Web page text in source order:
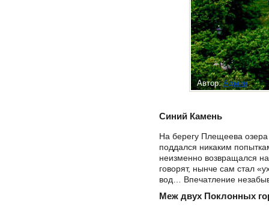
Автор:Админ
Синий Камень
На берегу Плещеева
поддался никаким
неизменно возвращался
говорят, нынче сам стал
вод… Впечатление
Меж двух Поклонных